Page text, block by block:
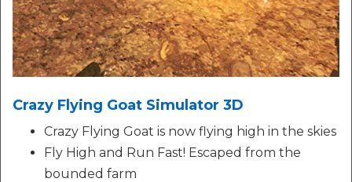
Crazy Flying Goat Simulator 3D
Crazy Flying Goat is now flying high in the skies
Fly High and Run Fast! Escaped from the
bounded farm